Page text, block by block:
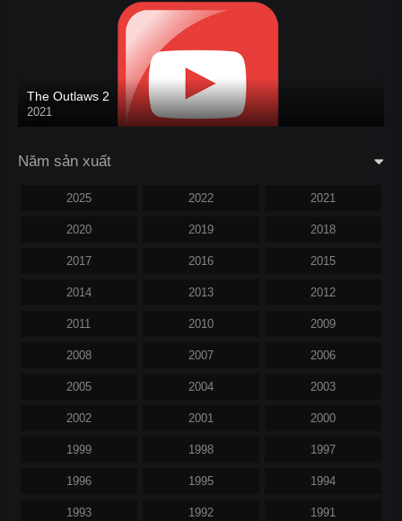
The Outlaws 2
2021
Năm sản xuất
2025 2022 2021
2020 2019 2018
2017 2016 2015
2014 2013 2012
2011 2010 2009
2008 2007 2006
2005 2004 2003
2002 2001 2000
1999 1998 1997
1996 1995 1994
1993 1992 1991